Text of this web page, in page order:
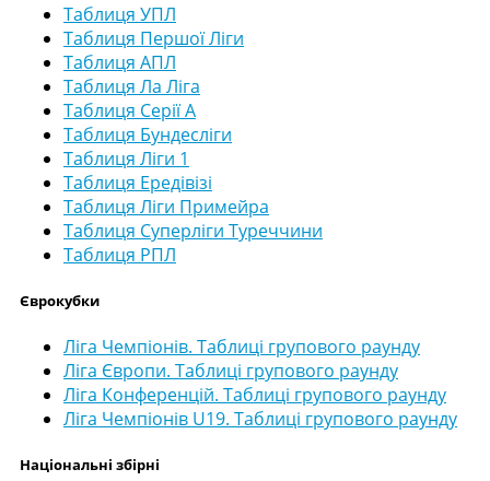
Таблиця УПЛ
Таблиця Першої Ліги
Таблиця АПЛ
Таблиця Ла Ліга
Таблиця Серії А
Таблиця Бундесліги
Таблиця Ліги 1
Таблиця Ередівізі
Таблиця Ліги Примейра
Таблиця Суперліги Туреччини
Таблиця РПЛ
Єврокубки
Ліга Чемпіонів. Таблиці групового раунду
Ліга Європи. Таблиці групового раунду
Ліга Конференцій. Таблиці групового раунду
Ліга Чемпіонів U19. Таблиці групового раунду
Національні збірні